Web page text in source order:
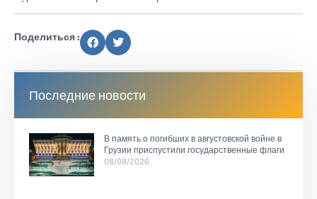
Поделиться :
Последние новости
В память о погибших в августовской войне в
Грузии приспустили государственные флаги
08/08/2026